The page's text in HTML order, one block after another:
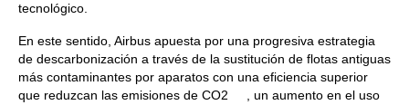
tecnológico.
En este sentido, Airbus apuesta por una progresiva estrategia
de descarbonización a través de la sustitución de flotas antiguas
más contaminantes por aparatos con una eficiencia superior
que reduzcan las emisiones de CO2 , un aumento en el uso